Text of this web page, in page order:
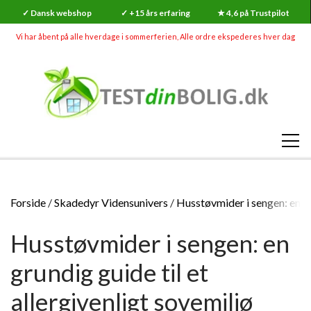
✓ Dansk webshop ✓ +15 års erfaring ★ 4,6 på Trustpilot
Vi har åbent på alle hverdage i sommerferien, Alle ordre ekspederes hver dag
SHOP
RADONMÅLING - KORTTID (7-14 DAGE)
GØR-DET-SELV SKIMMELSVAMP TESTS
SKADEDYR (MEGA UDSALG)
RADON
HVAD ER RADON?
Forside Skadedyr Vidensunivers Husstøvmider i sengen: en
Husstøvmider i sengen: en
grundig guide til et
allergivenligt sovemiljø